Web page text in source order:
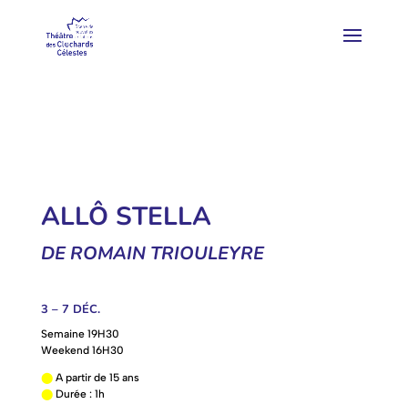
ALLÔ STELLA
DE ROMAIN TRIOULEYRE
3 – 7 DÉC.
Semaine 19H30
Weekend 16H30
⬤ A partir de 15 ans
⬤Durée : 1h